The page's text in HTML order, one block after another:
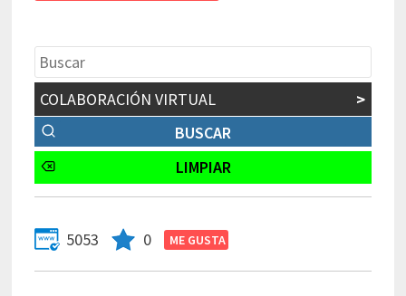
COLABORACIÓN VIRTUAL >
5053 0